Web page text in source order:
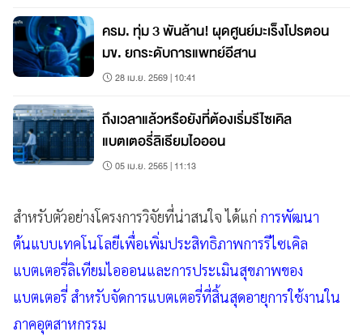
ครม. ทุ่ม 3 พันล้าน! ผุดศูนย์มะเร็งโปรตอน
มข. ยกระดับการแพทย์อีสาน
28 เม.ย. 2569 | 10:41
ถึงเวลาแล้วหรือยังที่ต้องเริ่มรีไซเคิล
แบตเตอรี่ลิเธียมไอออน
05 เม.ย. 2565 | 11:13
สำหรับตัวอย่างโครงการวิจัยที่น่าสนใจ ได้แก่ การพัฒนา
ต้นแบบเทคโนโลยีเพื่อเพิ่มประสิทธิภาพการรีไซเคิล
แบตเตอรี่ลิเทียมไอออนและการประเมินสุขภาพของ
แบตเตอรี่ สำหรับจัดการแบตเตอรี่ที่สิ้นสุดอายุการใช้งานใน
ภาคอุตสาหกรรม